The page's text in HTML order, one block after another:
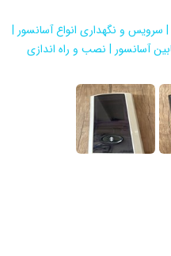
و نگهداری انواع آسانسور |
آسانسور | نصب و راه اندازی